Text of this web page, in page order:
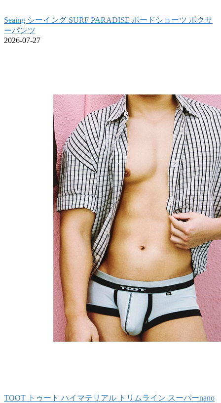
Seaing シーイング SURF PARADISE ボードショーツ ボクサ
ーパンツ
2026-07-27
TOOT トゥート ハイマテリアル トリムライン スーパーnano